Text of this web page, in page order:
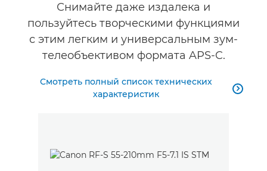
Снимайте даже издалека и
пользуйтесь творческими функциями
с этим легким и универсальным зум-
телеобъективом формата APS-C.
Смотреть полный список технических
характеристик
